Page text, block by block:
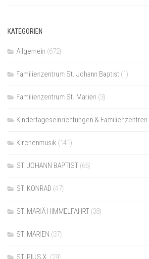
KATEGORIEN
Allgemein (672)
Familienzentrum St. Johann Baptist (1)
Familienzentrum St. Marien (3)
Kindertageseinrichtungen & Familienzentren
Kirchenmusik (141)
ST. JOHANN BAPTIST (66)
ST. KONRAD (47)
ST. MARIÄ HIMMELFAHRT (38)
ST. MARIEN (37)
ST. PIUS X. (29)